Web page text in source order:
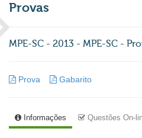
Provas
MPE-SC - 2013 - MPE-SC -
Prova Gabarito
Informações Questões On-